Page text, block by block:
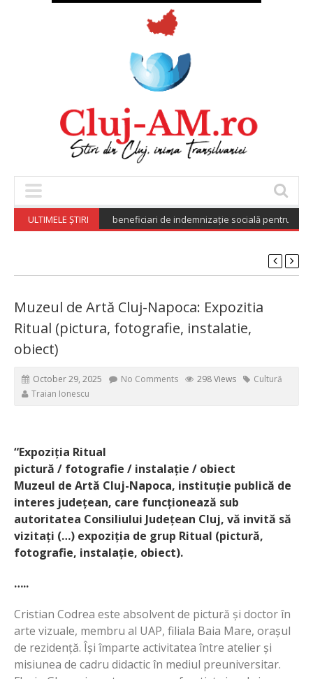
ULTIMELE ȘTIRI
(CNPP): 882.735 beneficiari de indemnizație socială pentru
Muzeul de Artă Cluj-Napoca: Expozitia
Ritual (pictura, fotografie, instalatie,
obiect)
October 29, 2025 No Comments 298 Views
Cultură
Traian Ionescu
“Expoziția Ritual
pictură / fotografie / instalație / obiect
Muzeul de Artă Cluj-Napoca, instituție publică de
interes județean, care funcționează sub
autoritatea Consiliului Județean Cluj, vă invită să
vizitați (…) expoziția de grup Ritual (pictură,
fotografie, instalație, obiect).
…..
Cristian Codrea este absolvent de pictură și doctor în
arte vizuale, membru al UAP, filiala Baia Mare, orașul
de rezidență. Își împarte activitatea între atelier și
misiunea de cadru didactic în mediul preuniversitar.